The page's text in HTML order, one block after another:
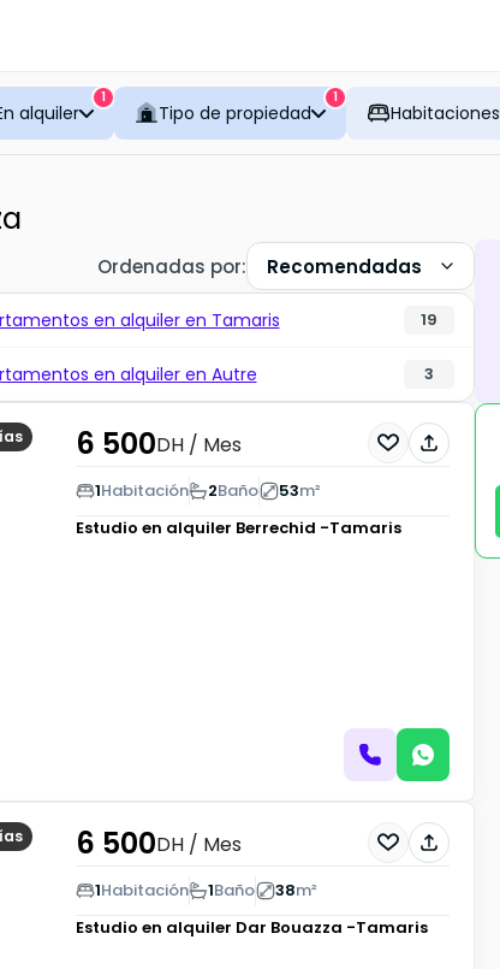
alquiler
1
Tipo de propiedad
1
Habitaciones
Ordenadas por: Recomendadas
en alquiler en Tamaris 19
en alquiler en Autre 3
6 500DH/ Mes
1Habitación 2Baño 53m²
Estudio en alquiler Berrechid -Tamaris
6 500DH/ Mes
1Habitación 1Baño 38m²
Estudio en alquiler Dar Bouazza -Tamaris